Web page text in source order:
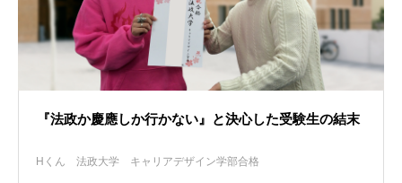
『法政か慶應しか行かない』と決心した受験生の結末
Hくん 法政大学 キャリアデザイン学部合格